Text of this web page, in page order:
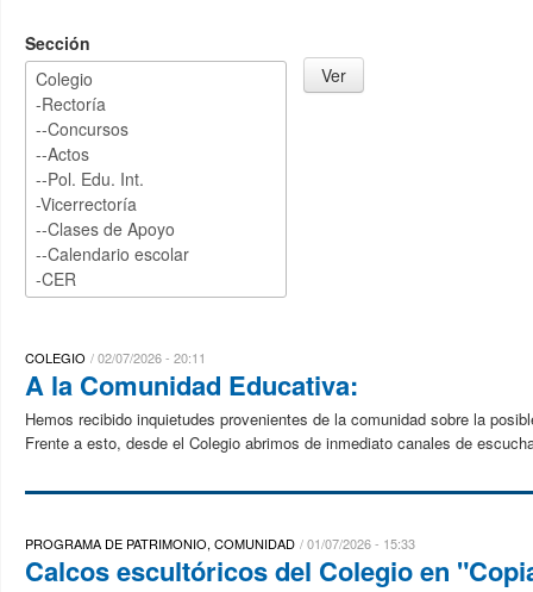
Sección
COLEGIO 02/07/2026 - 20:11
A la Comunidad Educativa:
Hemos recibido inquietudes provenientes de la comunidad sobre la
Frente a esto, desde el Colegio abrimos de inmediato canales de
PROGRAMA DE PATRIMONIO, COMUNIDAD 01/07/2026 - 15:33
Calcos escultóricos del Colegio en